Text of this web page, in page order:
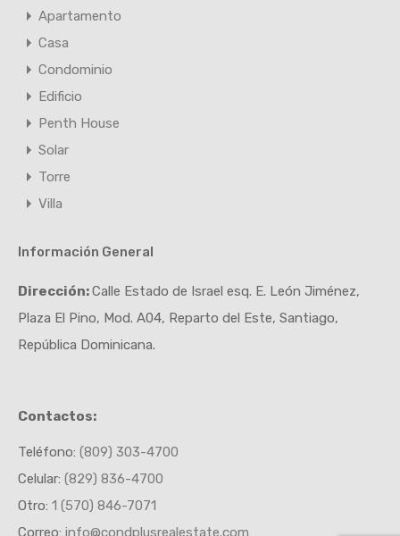
Apartamento
Casa
Condominio
Edificio
Penth House
Solar
Torre
Villa
Información General
Dirección:Calle Estado de Israel esq. E. León Jiménez,
Plaza El Pino, Mod. A04, Reparto del Este, Santiago,
República Dominicana.
Contactos:
Teléfono: (809) 303-4700
Celular: (829) 836-4700
Otro: 1 (570) 846-7071
Correo: info@condplusrealestate.com